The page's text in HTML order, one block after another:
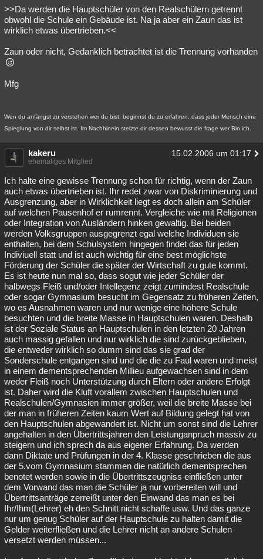
>>Da werden die Hauptschüler von den Realschülern getrennt
obwohl die Schule ein Gebäude ist. Na ja aber ein Zaun das ist
wirklich etwas übertrieben.<<
Zaun oder nicht, Gedanklich betrachtet ist die Trennung vorhanden
Mfg
Wen du anfängst zu verstehen wer du bist, beginnst du zu erfahren, dass jeder Mensch eine
Spieglung von dir selbst ist. Im Nachhinein stelzte dir dessen bewusst die frage wer Bin ich.
kakeru 15.02.2006 um 01:17
ehemaliges Mitglied
Ich halte eine gewisse Trennung schon für richtig, wenn der Zaun
auch etwas übertrieben ist. Ihr redet zwar von Diskriminierung und
Ausgrenzung, aber in Wirklichkeit liegt es doch allein am Schüler
auf welchen Pausenhof er rumrennt. Vergleiche wie mit Religionen
oder Integration von Ausländern hinken gewaltig. Bei beiden
werden Volksgruppen ausgegrenzt egal welche Individuen sie
enthalten, bei dem Schulsystem hingegen findet das für jeden
Indiviuell statt und ist auch wichtig für eine best möglichste
Förderung der Schüler die später der Wirtschaft zu gute kommt.
Es ist heute nun mal so, dass sogut wie jeder Schüler der
halbwegs Fleiß und/oder Intellegenz zeigt zumindest Realschule
oder sogar Gymnasium besucht im Gegensatz zu früheren Zeiten,
wo es Ausnahmen waren und nur wenige eine höhere Schule
besuchten und die breite Masse in Hauptschulen waren. Deshalb
ist der Soziale Status an Hauptschulen in den letzten 20 Jahren
auch massig gefallen und nur wirklich die sind zurückgeblieben,
die entweder wirklich so dumm sind das sie grad der
Sonderschule entgangen sind und die die zu Faul waren und meist
in einem dementsprechenden Millieu aufgewachsen sind in dem
weder Fleiß noch Unterstützung durch Eltern oder andere Erfolgt
ist. Daher wird die Kluft vorallem zwischen Hauptschulen und
Realschulen/Gymnasien immer größer, weil die breite Masse bei
der man in früheren Zeiten kaum Wert auf Bildung gelegt hat von
den Hauptschulen abgewandert ist. Nicht um sonst sind die Lehrer
angehalten in den Übertrittsjahren den Leistunganpruch massiv zu
steigern und ich sprech da aus eigener Erfahrung. Da werden
dann Diktate und Prüfungen in der 4. Klasse geschrieben die aus
der 5.vom Gymnasium stammen die natürlich dementsprechen
benotet werden sowie in die Übertrittszeugniss einfließen unter
dem Vorwand das man die Schüler ja nur vorbereiten will und
Übertrittsanträge zerreißt unter den Einwand das man es bei
Ihr/Ihm(Lehrer) eh den Schnitt nicht schaffe usw. Und das ganze
nur um genug Schüler auf der Hauptschule zu halten damit die
Gelder weiterfließen und die Lehrer nicht an andere Schulen
versetzt werden müssen...